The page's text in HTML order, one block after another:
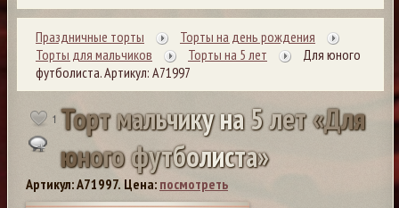
Праздничные торты
Торты на день рождения
Торты для мальчиков
Торты на 5 лет
Для юного
футболиста. Артикул: А71997
1 Тортмальчикуна5лет«Для
юногофутболиста»
Артикул: A71997. Цена: посмотреть